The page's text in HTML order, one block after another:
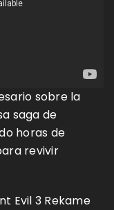
sobre la
saga de
horas de
revivir
Evil 3 Rekame